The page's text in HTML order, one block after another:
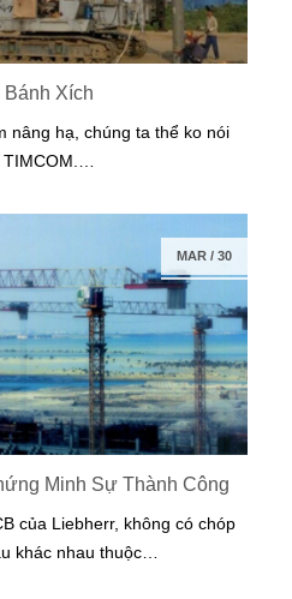
Bánh Xích
nâng hạ, chúng ta thể ko nói
TIMCOM.…
MAR/ 30
Minh Sự Thành Công
của Liebherr, không có chóp
khác nhau thuộc…